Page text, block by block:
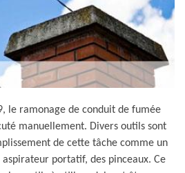
le ramonage de conduit de fumée
manuellement. Divers outils sont
de cette tâche comme un
aspirateur portatif, des pinceaux. Ce